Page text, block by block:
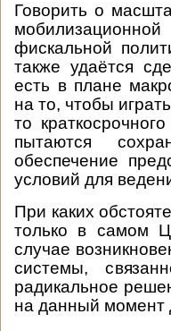
Говорить о
фискальной
также удаётся
есть в плане
на то, чтобы
то
пытаются
обеспечение
условий для
При каких
только в самом
случае
системы,
радикальное
на данный момент